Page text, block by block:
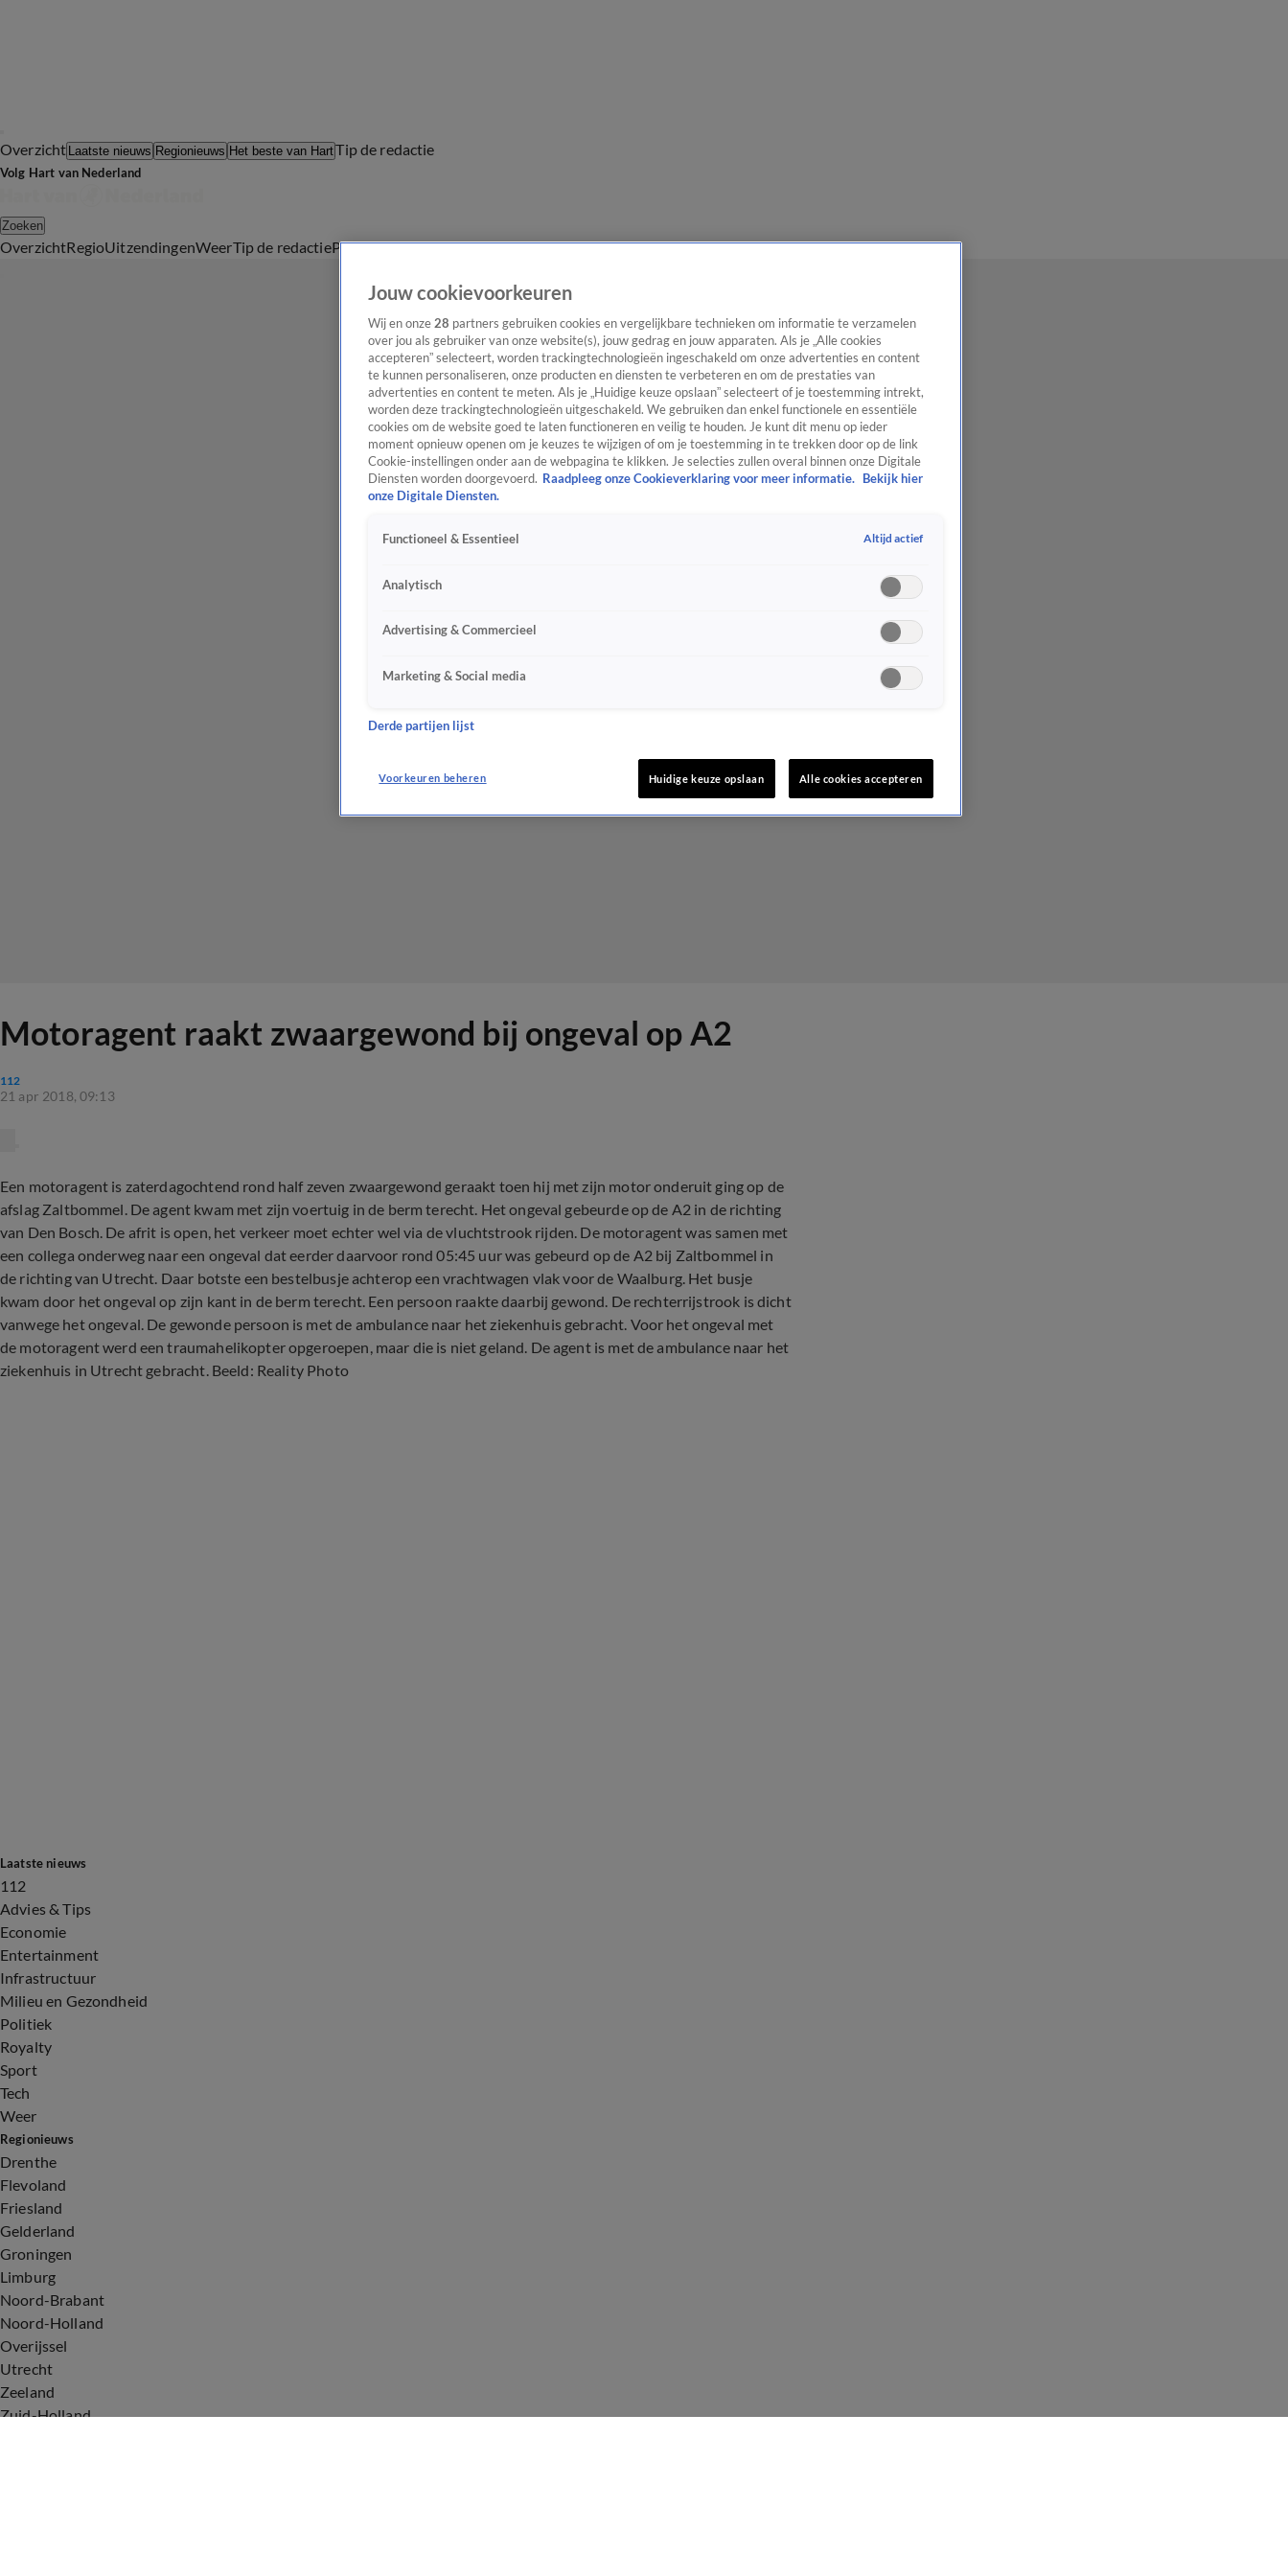
Overzicht Laatste nieuws Regionieuws Het beste van HartTip de redactie
Volg Hart van Nederland
Zoeken
OverzichtRegioUitzendingenWeerTip de redactiePanelVideo's
Motoragent raakt zwaargewond bij ongeval op A2
112
21 apr 2018, 09:13
Een motoragent is zaterdagochtend rond half zeven zwaargewond geraakt toen hij met zijn motor onderuit ging op de
afslag Zaltbommel. De agent kwam met zijn voertuig in de berm terecht. Het ongeval gebeurde op de A2 in de richting
van Den Bosch. De afrit is open, het verkeer moet echter wel via de vluchtstrook rijden. De motoragent was samen met
een collega onderweg naar een ongeval dat eerder daarvoor rond 05:45 uur was gebeurd op de A2 bij Zaltbommel in
de richting van Utrecht. Daar botste een bestelbusje achterop een vrachtwagen vlak voor de Waalburg. Het busje
kwam door het ongeval op zijn kant in de berm terecht. Een persoon raakte daarbij gewond. De rechterrijstrook is dicht
vanwege het ongeval. De gewonde persoon is met de ambulance naar het ziekenhuis gebracht. Voor het ongeval met
de motoragent werd een traumahelikopter opgeroepen, maar die is niet geland. De agent is met de ambulance naar het
ziekenhuis in Utrecht gebracht. Beeld: Reality Photo
Laatste nieuws
112
Advies & Tips
Economie
Entertainment
Infrastructuur
Milieu en Gezondheid
Politiek
Royalty
Sport
Tech
Weer
Regionieuws
Drenthe
Flevoland
Friesland
Gelderland
Groningen
Limburg
Noord-Brabant
Noord-Holland
Overijssel
Utrecht
Zeeland
Zuid-Holland
Jouw cookievoorkeuren
Wij en onze 28 partners gebruiken cookies en vergelijkbare technieken om informatie te verzamelen
over jou als gebruiker van onze website(s), jouw gedrag en jouw apparaten. Als je „Alle cookies
accepteren” selecteert, worden trackingtechnologieën ingeschakeld om onze advertenties en content
te kunnen personaliseren, onze producten en diensten te verbeteren en om de prestaties van
advertenties en content te meten. Als je „Huidige keuze opslaan” selecteert of je toestemming intrekt,
worden deze trackingtechnologieën uitgeschakeld. We gebruiken dan enkel functionele en essentiële
cookies om de website goed te laten functioneren en veilig te houden. Je kunt dit menu op ieder
moment opnieuw openen om je keuzes te wijzigen of om je toestemming in te trekken door op de link
Cookie-instellingen onder aan de webpagina te klikken. Je selecties zullen overal binnen onze Digitale
Diensten worden doorgevoerd. Raadpleeg onze Cookieverklaring voor meer informatie.
Bekijk hier
onze Digitale Diensten.
Functioneel & Essentieel Altijd actief
Analytisch
Advertising & Commercieel
Marketing & Social media
Derde partijen lijst
Voorkeuren beheren Huidige keuze opslaan Alle cookies accepteren